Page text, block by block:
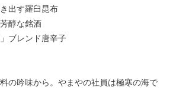
出す羅臼昆布
醇な銘酒
ブレンド唐辛子
の吟味から。やまやの社員は極寒の海で